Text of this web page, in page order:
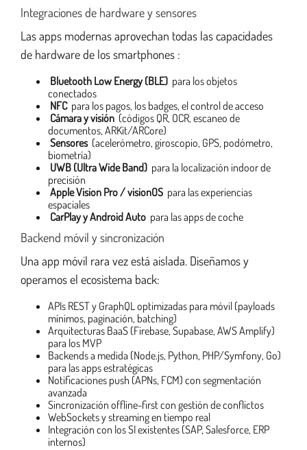
Integraciones de hardware y sensores
Las apps modernas aprovechan todas las capacidades
de hardware de los smartphones :
Bluetooth Low Energy (BLE) para los objetos
conectados
NFC para los pagos, los badges, el control de acceso
Cámara y visión (códigos QR, OCR, escaneo de
documentos, ARKit/ARCore)
Sensores (acelerómetro, giroscopio, GPS, podómetro,
biometría)
UWB (Ultra Wide Band) para la localización indoor de
precisión
Apple Vision Pro / visionOS para las experiencias
espaciales
CarPlay y Android Auto para las apps de coche
Backend móvil y sincronización
Una app móvil rara vez está aislada. Diseñamos y
operamos el ecosistema back:
APIs REST y GraphQL optimizadas para móvil (payloads
mínimos, paginación, batching)
Arquitecturas BaaS (Firebase, Supabase, AWS Amplify)
para los MVP
Backends a medida (Node.js, Python, PHP/Symfony, Go)
para las apps estratégicas
Notificaciones push (APNs, FCM) con segmentación
avanzada
Sincronización offline-first con gestión de conflictos
WebSockets y streaming en tiempo real
Integración con los SI existentes (SAP, Salesforce, ERP
internos)